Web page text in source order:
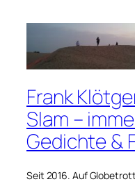
Frank
Slam –
Gedichte &
Seit 2016. Auf